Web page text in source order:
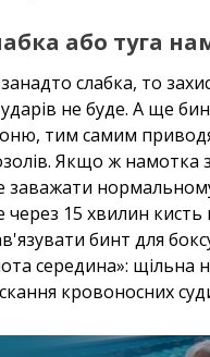
або туга
слабка, то
не буде. А ще
тим самим
Якщо ж намотка
заважати
15 хвилин кисть
бинт для
середина»: щільна
кровоносних